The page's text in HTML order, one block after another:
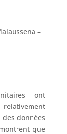
–
ont
des données
que